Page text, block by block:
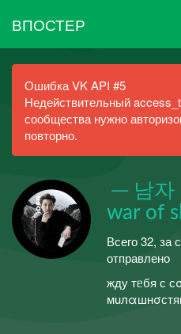
ВПОСТЕР
Ошибка VK API #5
Недействительный
сообщества нужно
повторно.
ㅤ ─ 남
war of
Всего 32, за
отправлено
жду тᥱбя с